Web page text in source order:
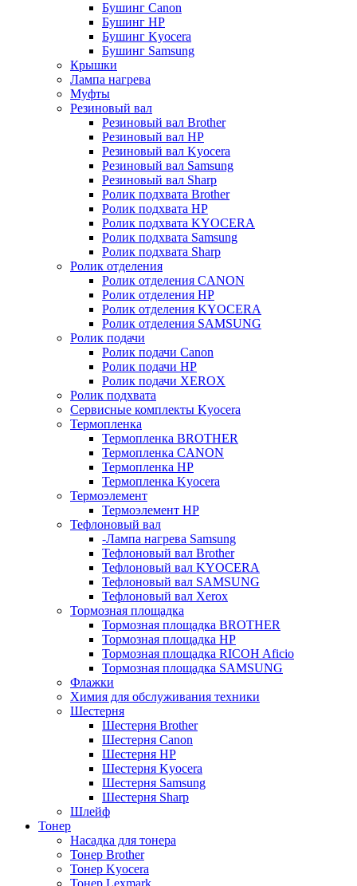
Бушинг Canon
Бушинг HP
Бушинг Kyocera
Бушинг Samsung
Крышки
Лампа нагрева
Муфты
Резиновый вал
Резиновый вал Brother
Резиновый вал HP
Резиновый вал Kyocera
Резиновый вал Samsung
Резиновый вал Sharp
Ролик подхвата Brother
Ролик подхвата HP
Ролик подхвата KYOCERA
Ролик подхвата Samsung
Ролик подхвата Sharp
Ролик отделения
Ролик отделения CANON
Ролик отделения HP
Ролик отделения KYOCERA
Ролик отделения SAMSUNG
Ролик подачи
Ролик подачи Canon
Ролик подачи HP
Ролик подачи XEROX
Ролик подхвата
Сервисные комплекты Kyocera
Термопленка
Термопленка BROTHER
Термопленка CANON
Термопленка HP
Термопленка Kyocera
Термоэлемент
Термоэлемент НР
Тефлоновый вал
-Лампа нагрева Samsung
Тефлоновый вал Brother
Тефлоновый вал KYOCERA
Тефлоновый вал SAMSUNG
Тефлоновый вал Xerox
Тормозная площадка
Тормозная площадка BROTHER
Тормозная площадка HP
Тормозная площадка RICOH Aficio
Тормозная площадка SAMSUNG
Флажки
Химия для обслуживания техники
Шестерня
Шестерня Brother
Шестерня Canon
Шестерня HP
Шестерня Kyocera
Шестерня Samsung
Шестерня Sharp
Шлейф
Тонер
Насадка для тонера
Тонер Brother
Тонер Kyocera